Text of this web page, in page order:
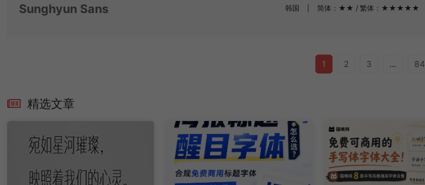
Sunghyun Sans 韩国 简体：★★ / 繁体：★★★★★
1 2 3 … 84
精选文章